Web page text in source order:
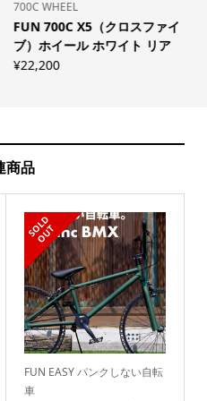
700C WHEEL
FUN 700C X5（クロスファイ
ブ）ホイール ホワイト リア
¥22,200
商品
S
O
L
D
O
U
T
FUN EASY パンクしない自転
車